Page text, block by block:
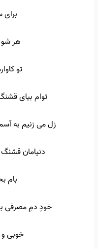
برای
هر شو
تو
توام بیای
زل می زنیم به
دنیامان
بام
خودِ دمِ مصرفی
خوبی